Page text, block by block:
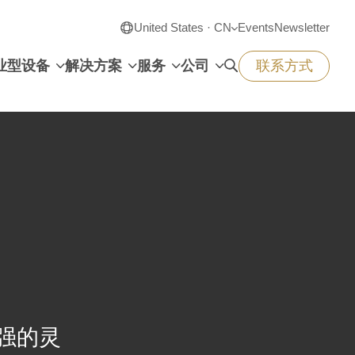
United States · CN EventsNewsletter
型设备 解决方案 服务 公司 联系方式
的灵